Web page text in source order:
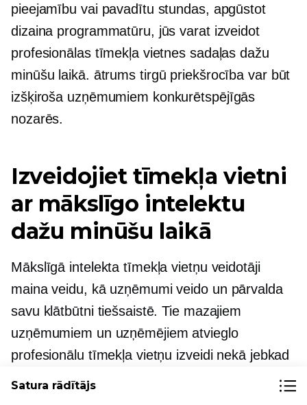
pieejamību vai pavadītu stundas, apgūstot
dizaina programmatūru, jūs varat izveidot
profesionālas tīmekļa vietnes sadaļas dažu
minūšu laikā. ātrums tirgū priekšrocība var būt
izšķiroša uzņēmumiem konkurētspējīgās
nozarēs.
Izveidojiet tīmekļa vietni
ar mākslīgo intelektu
dažu minūšu laikā
Mākslīgā intelekta tīmekļa vietņu veidotāji
maina veidu, kā uzņēmumi veido un pārvalda
savu klātbūtni tiešsaistē. Tie mazajiem
uzņēmumiem un uzņēmējiem atvieglo
profesionālu tīmekļa vietņu izveidi nekā jebkad
agrāk, nojaucot šķēršļus, kas kādreiz to
Satura rādītājs